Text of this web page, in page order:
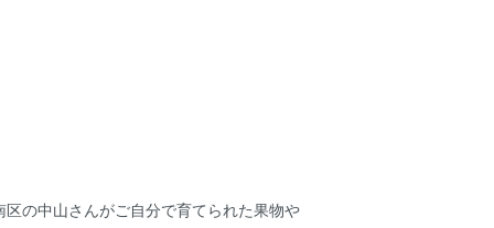
区の中山さんがご自分で育てられた果物や